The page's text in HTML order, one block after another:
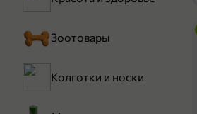
Зоотовары
Колготки и носки